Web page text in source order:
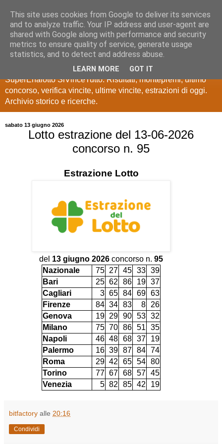
Estrazioni Lotto
SuperEnalotto
Ultime estrazioni di Lotto, SuperEnalotto, 10 e lotto,
SuperEnalotto SiVinceTutto. Risultati, montepremi, ultimo
concorso, verifica vincite, ultime vincite, estrazioni di oggi.
Archivio storico e ricerche.
sabato 13 giugno 2026
Lotto estrazione del 13-06-2026
concorso n. 95
Estrazione Lotto
del 13 giugno 2026 concorso n. 95
Nazionale
75 27 45 33 39
Bari
25 62 86 19 37
Cagliari
3 65 84 69 63
Firenze
84 34 83 8
26
Genova
19 29 90 53 32
Milano
75 70 86 51
35
Napoli
46 48 68 37
19
Palermo
16 39 87 84 74
Roma
29 42 65 54 80
Torino
77 67 68 57 45
Venezia
5 82 85 42 19
bitfactory alle 20:16
Condividi
This site uses cookies from Google to deliver its services
and to analyze traffic. Your IP address and user-agent are
shared with Google along with performance and security
metrics to ensure quality of service, generate usage
statistics, and to detect and address abuse.
LEARN MORE GOT IT